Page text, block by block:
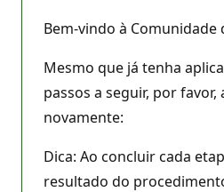
Bem-vindo à
Mesmo que já tenha
passos a seguir, por favor,
novamente:
Dica: Ao concluir cada
resultado do